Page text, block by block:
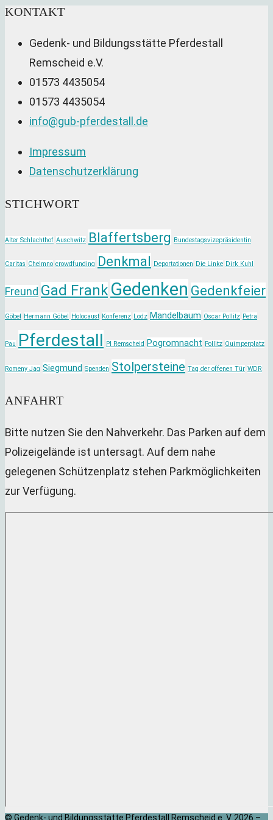
KONTAKT
Gedenk- und Bildungsstätte Pferdestall
Remscheid e.V.
01573 4435054
01573 4435054
info@gub-pferdestall.de
Impressum
Datenschutzerklärung
STICHWORT
Alter Schlachthof Auschwitz Blaffertsberg Bundestagsvizepräsidentin
Caritas Chelmno crowdfunding Denkmal Deportationen Die Linke Dirk Kuhl
Freund Gad Frank Gedenken Gedenkfeier
Göbel Hermann Göbel Holocaust Konferenz Lodz Mandelbaum Oscar Pollitz Petra
Pau Pferdestall PI Remscheid Pogromnacht Pollitz Quimperplatz
Romeny Jag Siegmund Spenden Stolpersteine Tag der offenen Tür WDR
ANFAHRT
Bitte nutzen Sie den Nahverkehr. Das Parken auf dem
Polizeigelände ist untersagt. Auf dem nahe
gelegenen Schützenplatz stehen Parkmöglichkeiten
zur Verfügung.
© Gedenk- und Bildungsstätte Pferdestall Remscheid e. V. 2026 –